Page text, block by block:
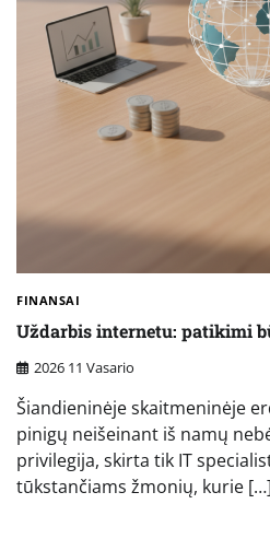
FINANSAI
Uždarbis internetu: patikimi
2026 11 Vasario
Šiandieninėje skaitmeninėje
pinigų neišeinant iš namų
privilegija, skirta tik IT
tūkstančiams žmonių, kurie […]